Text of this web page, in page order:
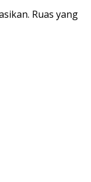
Ruas yang